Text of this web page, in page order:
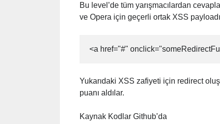
Bu level’de tüm yarışmacılardan
ve Opera için geçerli ortak XSS
<a href="#"
Yukarıdaki XSS zafiyeti için redirect
puanı aldılar.
Kaynak Kodlar Github’da